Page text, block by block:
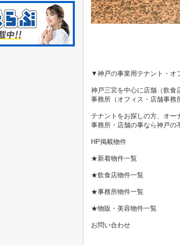
▼神戸の事業用テナント・オ
神戸三宮を中心に店舗（飲食
事務所（オフィス・店舗事務
テナントをお探しの方、オー
事務所・店舗の事なら神戸
HP掲載物件
★新着物件一覧
★飲食店物件一覧
★事務所物件一覧
★物販・美容物件一覧
お問い合わせ